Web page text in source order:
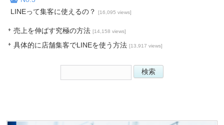
LINEって集客に使えるの？[16,095 views]
売上を伸ばす究極の方法[14,158 views]
具体的に店舗集客でLINEを使う方法[13,917 views]